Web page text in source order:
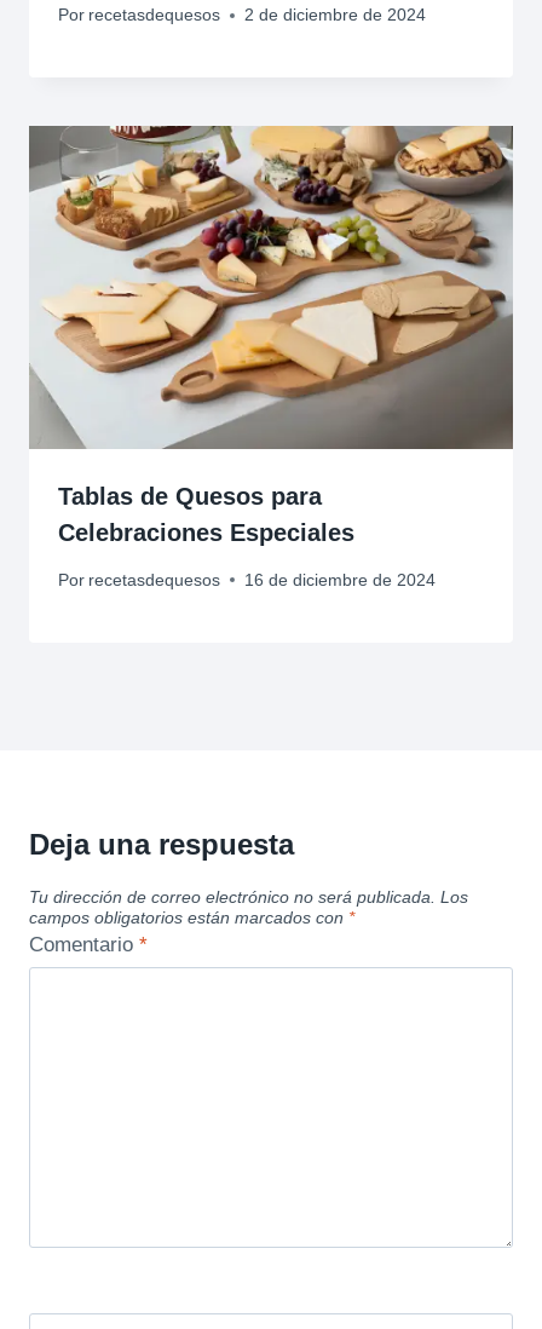
Por recetasdequesos 2 de diciembre de 2024
Tablas de Quesos para
Celebraciones Especiales
Por recetasdequesos 16 de diciembre de 2024
Deja una respuesta
Tu dirección de correo electrónico no será publicada. Los
campos obligatorios están marcados con *
Comentario *